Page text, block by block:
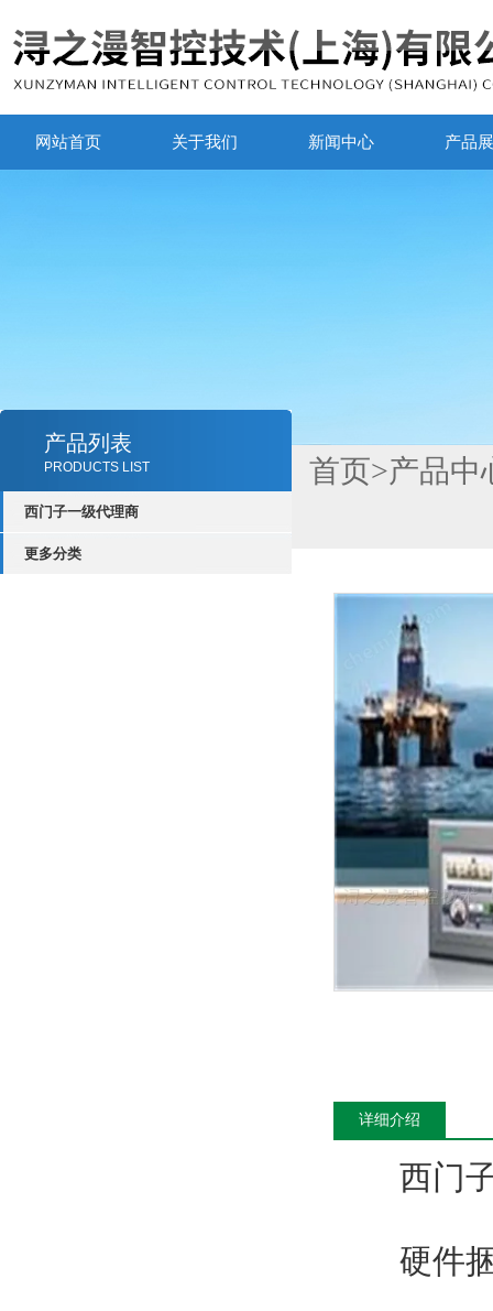
网站首页 关于我们 新闻中心 产品
产品列表
PRODUCTS LIST
西门子一级代理商
更多分类
首页>产品中
详细介绍
西门子
硬件捆